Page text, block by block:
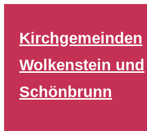
springen
Kirchgemeinden
Wolkenstein und
Schönbrunn